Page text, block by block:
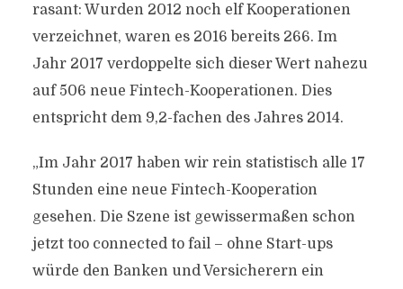
rasant: Wurden 2012 noch elf Kooperationen
verzeichnet, waren es 2016 bereits 266. Im
Jahr 2017 verdoppelte sich dieser Wert nahezu
auf 506 neue Fintech-Kooperationen. Dies
entspricht dem 9,2-fachen des Jahres 2014.
„Im Jahr 2017 haben wir rein statistisch alle 17
Stunden eine neue Fintech-Kooperation
gesehen. Die Szene ist gewissermaßen schon
jetzt too connected to fail – ohne Start-ups
würde den Banken und Versicherern ein